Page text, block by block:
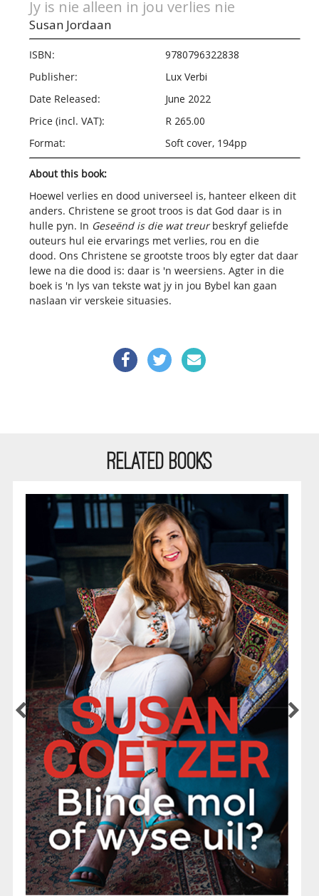
Jy is nie alleen in jou verlies nie
Susan Jordaan
ISBN:
9780796322838
Publisher:
Lux Verbi
Date Released:
June 2022
Price (incl. VAT):
R 265.00
Format:
Soft cover, 194pp
About this book:
Hoewel verlies en dood universeel is, hanteer elkeen dit
anders. Christene se groot troos is dat God daar is in
hulle pyn. In Geseënd is die wat treurbeskryf geliefde
outeurs hul eie ervarings met verlies, rou en die
dood. Ons Christene se grootste troos bly egter dat daar
lewe na die dood is: daar is 'n weersiens. Agter in die
boek is 'n lys van tekste wat jy in jou Bybel kan gaan
naslaan vir verskeie situasies.
RELATED BOOKS